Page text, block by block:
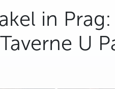
in
U